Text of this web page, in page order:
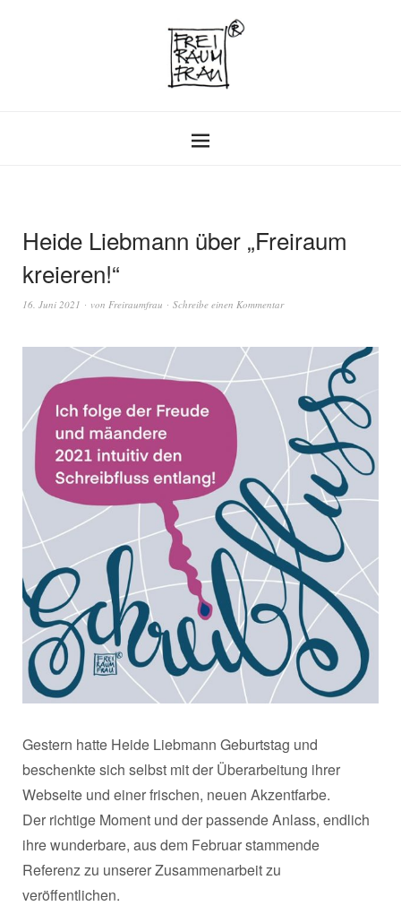
Heide Liebmann über „Freiraum
kreieren!“
16. Juni 2021 von Freiraumfrau Schreibe einen Kommentar
Gestern hatte Heide Liebmann Geburtstag und
beschenkte sich selbst mit der Überarbeitung ihrer
Webseite und einer frischen, neuen Akzentfarbe.
Der richtige Moment und der passende Anlass, endlich
ihre wunderbare, aus dem Februar stammende
Referenz zu unserer Zusammenarbeit zu
veröffentlichen.